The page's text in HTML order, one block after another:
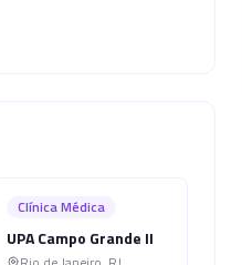
Clínica Médica
UPA Campo Grande II